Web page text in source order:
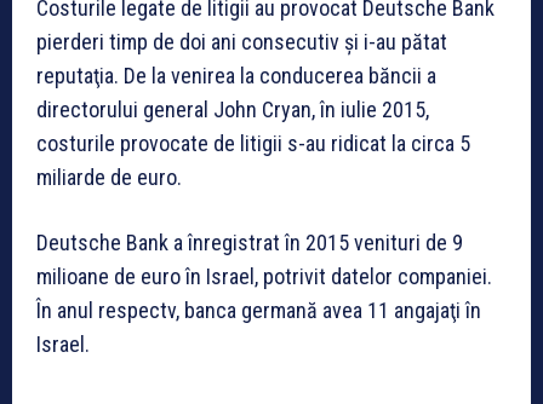
Costurile legate de litigii au provocat Deutsche Bank
pierderi timp de doi ani consecutiv şi i-au pătat
reputaţia. De la venirea la conducerea băncii a
directorului general John Cryan, în iulie 2015,
costurile provocate de litigii s-au ridicat la circa 5
miliarde de euro.
Deutsche Bank a înregistrat în 2015 venituri de 9
milioane de euro în Israel, potrivit datelor companiei.
În anul respectv, banca germană avea 11 angajaţi în
Israel.